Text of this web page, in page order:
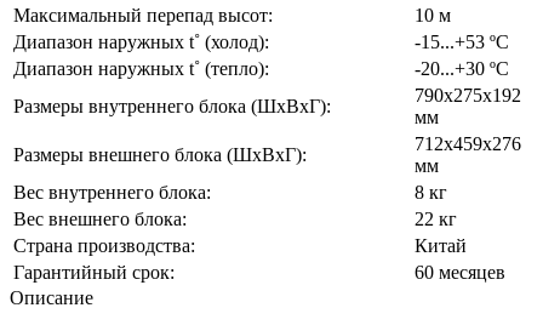
Максимальный перепад высот:
10 м
Диапазон наружных t˚ (холод):
-15...+53 ºС
Диапазон наружных t˚ (тепло):
-20...+30 ºС
Размеры внутреннего блока (ШхВхГ):
790х275х192
мм
Размеры внешнего блока (ШхВхГ):
712х459х276
мм
Вес внутреннего блока:
8 кг
Вес внешнего блока:
22 кг
Страна производства:
Китай
Гарантийный срок:
60 месяцев
Описание